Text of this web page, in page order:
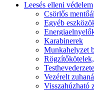
Leesés elleni védelem
Csörlős
Egyéb
Karabinerek
Munkahelyzet
Vezérelt
Visszahúzható